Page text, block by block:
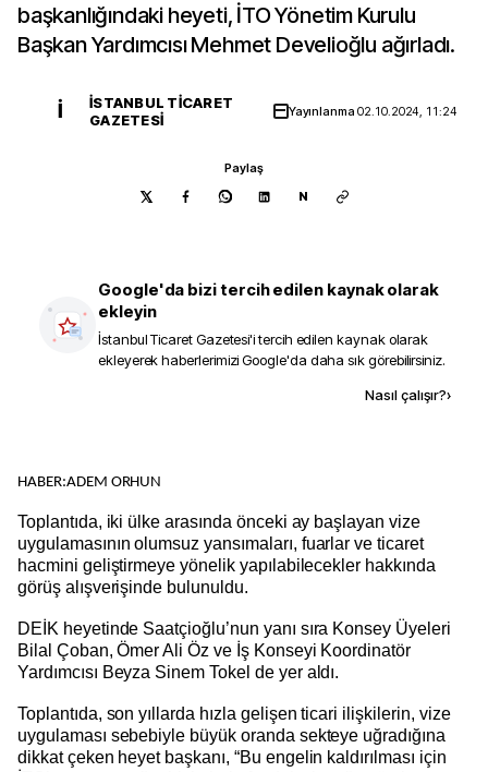
başkanlığındaki heyeti, İTO Yönetim Kurulu
Başkan Yardımcısı Mehmet Develioğlu ağırladı.
İ
İSTANBUL TICARET
GAZETESI
Yayınlanma02.10.2024, 11:24
Paylaş
N
Google'da bizi tercih edilen kaynak olarak
ekleyin
İstanbul Ticaret Gazetesi'i tercih edilen kaynak olarak
ekleyerek haberlerimizi Google'da daha sık görebilirsiniz.
Nasıl çalışır?›
HABER:ADEM ORHUN
Toplantıda, iki ülke arasında önceki ay başlayan vize
uygulamasının olumsuz yansımaları, fuarlar ve ticaret
hacmini geliştirmeye yönelik yapılabilecekler hakkında
görüş alışverişinde bulunuldu.
DEİK heyetinde Saatçioğlu’nun yanı sıra Konsey Üyeleri
Bilal Çoban, Ömer Ali Öz ve İş Konseyi Koordinatör
Yardımcısı Beyza Sinem Tokel de yer aldı.
Toplantıda, son yıllarda hızla gelişen ticari ilişkilerin, vize
uygulaması sebebiyle büyük oranda sekteye uğradığına
dikkat çeken heyet başkanı, “Bu engelin kaldırılması için